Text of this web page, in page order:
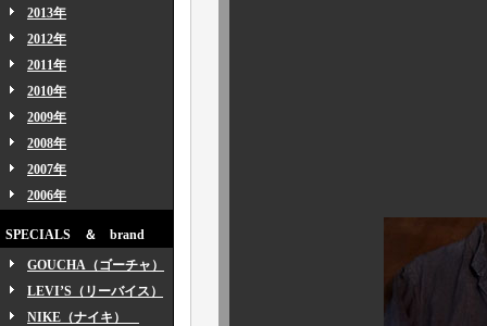
2013年
2012年
2011年
2010年
2009年
2008年
2007年
2006年
SPECIALS ＆ brand
GOUCHA（ゴーチャ）
LEVI’S（リーバイス）
NIKE（ナイキ）